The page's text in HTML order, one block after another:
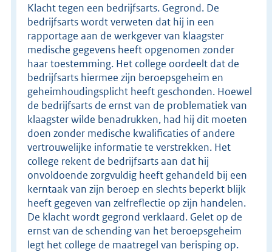
Klacht tegen een bedrijfsarts. Gegrond. De
bedrijfsarts wordt verweten dat hij in een
rapportage aan de werkgever van klaagster
medische gegevens heeft opgenomen zonder
haar toestemming. Het college oordeelt dat de
bedrijfsarts hiermee zijn beroepsgeheim en
geheimhoudingsplicht heeft geschonden. Hoewel
de bedrijfsarts de ernst van de problematiek van
klaagster wilde benadrukken, had hij dit moeten
doen zonder medische kwalificaties of andere
vertrouwelijke informatie te verstrekken. Het
college rekent de bedrijfsarts aan dat hij
onvoldoende zorgvuldig heeft gehandeld bij een
kerntaak van zijn beroep en slechts beperkt blijk
heeft gegeven van zelfreflectie op zijn handelen.
De klacht wordt gegrond verklaard. Gelet op de
ernst van de schending van het beroepsgeheim
legt het college de maatregel van berisping op.